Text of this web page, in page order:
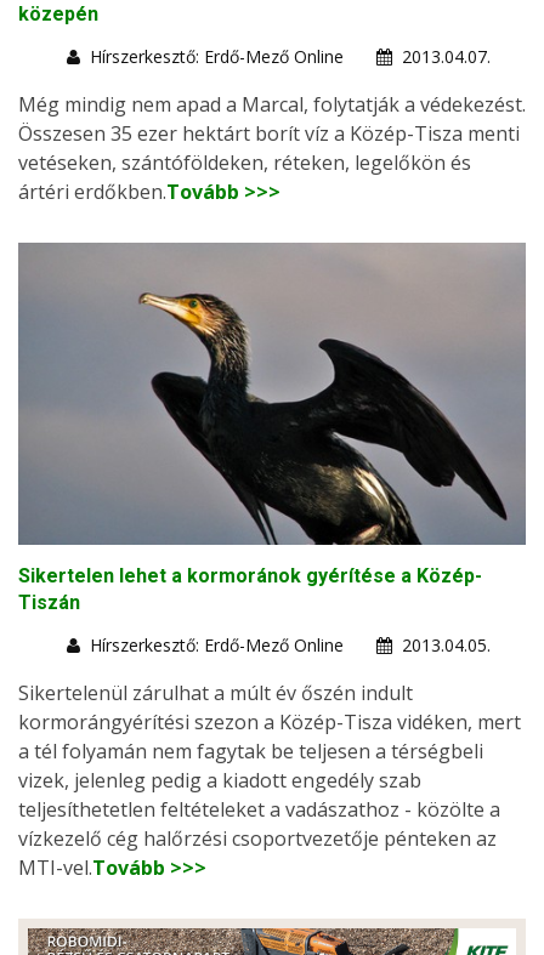
közepén
Hírszerkesztő: Erdő-Mező Online
2013.04.07.
Még mindig nem apad a Marcal, folytatják a védekezést.
Összesen 35 ezer hektárt borít víz a Közép-Tisza menti
vetéseken, szántóföldeken, réteken, legelőkön és
ártéri erdőkben.Tovább >>>
Sikertelen lehet a kormoránok gyérítése a Közép-
Tiszán
Hírszerkesztő: Erdő-Mező Online
2013.04.05.
Sikertelenül zárulhat a múlt év őszén indult
kormorángyérítési szezon a Közép-Tisza vidéken, mert
a tél folyamán nem fagytak be teljesen a térségbeli
vizek, jelenleg pedig a kiadott engedély szab
teljesíthetetlen feltételeket a vadászathoz - közölte a
vízkezelő cég halőrzési csoportvezetője pénteken az
MTI-vel.Tovább >>>